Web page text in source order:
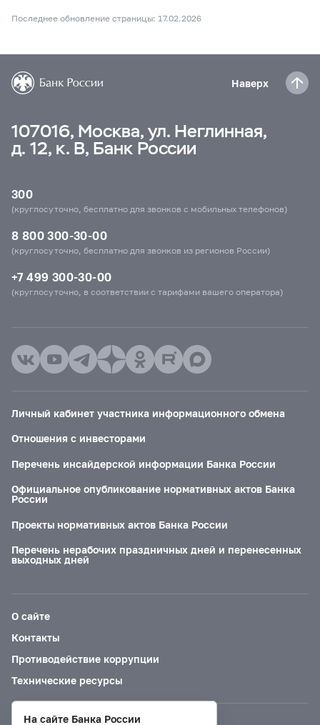
Последнее обновление страницы: 17.02.2026
Наверх
107016, Москва, ул. Неглинная,
д. 12, к. В, Банк России
300
(круглосуточно, бесплатно для звонков с мобильных телефонов)
8 800 300-30-00
(круглосуточно, бесплатно для звонков из регионов России)
+7 499 300-30-00
(круглосуточно, в соответствии с тарифами вашего оператора)
Личный кабинет участника информационного обмена
Отношения с инвесторами
Перечень инсайдерской информации Банка России
Официальное опубликование нормативных актов Банка
России
Проекты нормативных актов Банка России
Перечень нерабочих праздничных дней и перенесенных
выходных дней
О сайте
Контакты
Противодействие коррупции
Технические ресурсы
На сайте Банка России